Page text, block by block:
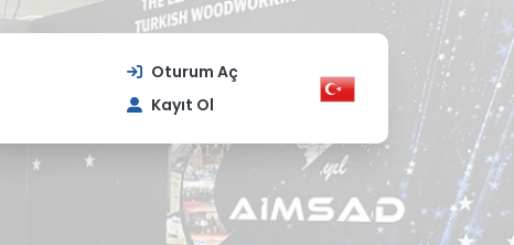
Oturum Aç
Kayıt Ol